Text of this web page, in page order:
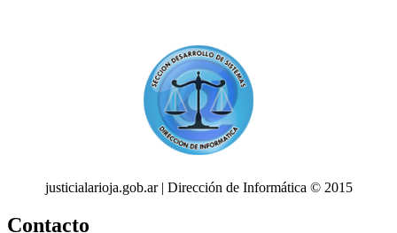
justicialarioja.gob.ar | Dirección de Informática © 2015
Contacto